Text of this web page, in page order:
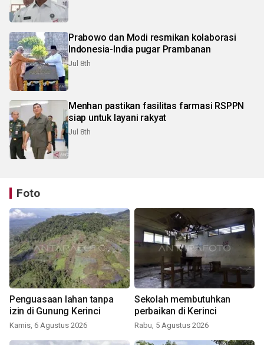
Prabowo dan Modi resmikan kolaborasi
Indonesia-India pugar Prambanan
Jul 8th
Menhan pastikan fasilitas farmasi RSPPN
siap untuk layani rakyat
Jul 8th
Foto
Penguasaan lahan tanpa
izin di Gunung Kerinci
Kamis, 6 Agustus 2026
Sekolah membutuhkan
perbaikan di Kerinci
Rabu, 5 Agustus 2026